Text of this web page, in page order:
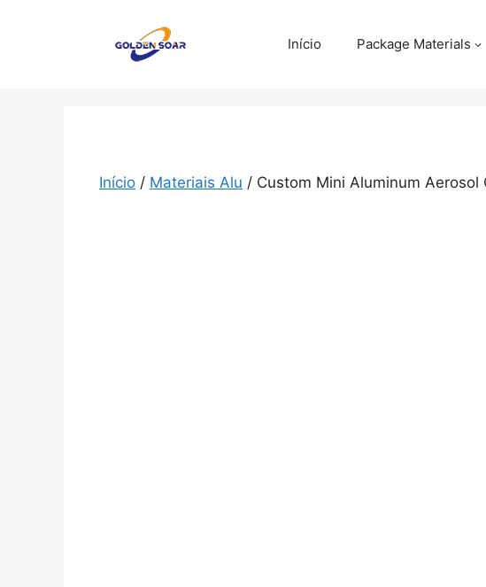
Início Package Materials
Início / Materiais Alu / Custom Mini Aluminum